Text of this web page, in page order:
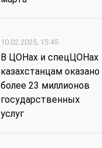
10.02.2025, 15:45
В ЦОНах и спецЦОНах
казахстанцам оказано
более 23 миллионов
государственных
услуг